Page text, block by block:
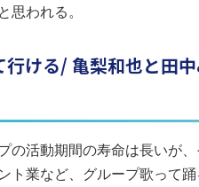
思われる。
ける/ 亀梨和也と田
の活動期間の寿命は長いが
ト業など、グループ歌って